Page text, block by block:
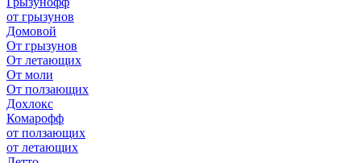
от грызунов
Домовой
От грызунов
От летающих
От моли
От ползающих
Дохлокс
Комарофф
от ползающих
от летающих